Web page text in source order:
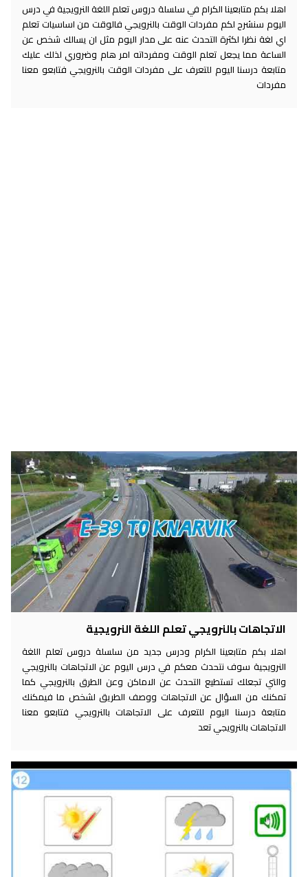
اهلا بكم متابعينا الكرام في سلسلة دروس تعلم اللغة النرويجية في درس
اليوم سنشرح لكم مفردات الوقت بالنرويجي فالوقت من اساسيات تعلم
اي لغة نظرا لكثرة التحدث عنه على مدار اليوم مثل ان يسالك شخص عن
الساعة مما يجعل تعلم الوقت ومفرداته امر هام وضروري لذلك عليك
متابعة درسنا اليوم للتعرف على مفردات الوقت بالنرويجي فتابعو معنا
مفردات
الاتجاهات بالنرويجي تعلم اللغة النرويجية
اهلا بكم متابعينا الكرام ودرس جديد من سلسلة دروس تعلم اللغة
النرويجية سوف نتحدث معكم في درس اليوم عن الاتجاهات بالنرويجي
والتي تجعلك تستطيع التحدث عن الاماكن وعن الطرق بالنرويجي كما
تمكنك من السؤال عن الاتجاهات ووصف الطريق لشخص ما فيمكنك
متابعة درسنا اليوم للتعرف على الاتجاهات بالنرويجي فتابعو معنا
الاتجاهات بالنرويجي تعد